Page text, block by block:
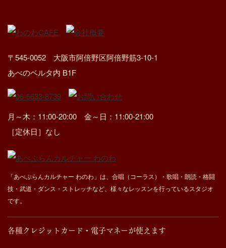
〒545-0052 大阪市阿倍野区阿倍野筋3-10-1
あべのベルタ内 B1F
月～木：11:00-20:00 金～日：11:00-21:00
［定休日］なし
「あべぷらんカルチャー わのわ」は、合唱（コーラス）・歌唱・朗読・格闘
技・武道・ダンス・ストレッチなど、様々なレッスンを行っているスタジオ
です。
各種クレジットカード・電子マネーが使えます